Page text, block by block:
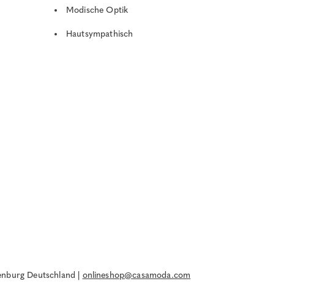
Modische Optik
Hautsympathisch
Deutschland | onlineshop@casamoda.com